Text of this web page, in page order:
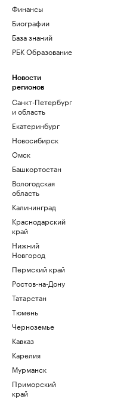
Финансы
Биографии
База знаний
РБК Образование
Новости
регионов
Санкт-Петербург
и область
Екатеринбург
Новосибирск
Омск
Башкортостан
Вологодская
область
Калининград
Краснодарский
край
Нижний
Новгород
Пермский край
Ростов-на-Дону
Татарстан
Тюмень
Черноземье
Кавказ
Карелия
Мурманск
Приморский
край